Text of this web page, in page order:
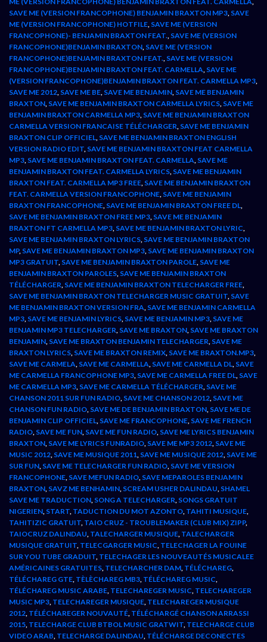
SAVE ME (VERSION FRANCOPHONE) BENJAMIN BRAXTON MP3, SAVE
ME (VERSION FRANCOPHONE) HOTFILE, SAVE ME (VERSION
FRANCOPHONE)- BENJAMIN BRAXTON FEAT., SAVE ME (VERSION
FRANCOPHONE)BENJAMIN BRAXTON, SAVE ME (VERSION
FRANCOPHONE)BENJAMIN BRAXTON FEAT., SAVE ME (VERSION
FRANCOPHONE)BENJAMIN BRAXTON FEAT. CARMELLA, SAVE ME
(VERSION FRANCOPHONE)BENJAMIN BRAXTON FEAT. CARMELLA MP3,
SAVE ME 2012, SAVE ME BE, SAVE ME BENJAMIN, SAVE ME BENJAMIN
BRAXTON, SAVE ME BENJAMIN BRAXTON CARMELLA LYRICS, SAVE ME
BENJAMIN BRAXTON CARMELLA MP3, SAVE ME BENJAMIN BRAXTON
CARMELLA VERSION FRANCAISE TÉLÉCHARGER, SAVE ME BENJAMIN
BRAXTON CLIP OFFICIEL, SAVE ME BENJAMIN BRAXTON ENGLISH
VERSION RADIO EDIT, SAVE ME BENJAMIN BRAXTON FEAT CARMELLA
MP3, SAVE ME BENJAMIN BRAXTON FEAT. CARMELLA, SAVE ME
BENJAMIN BRAXTON FEAT. CARMELLA LYRICS, SAVE ME BENJAMIN
BRAXTON FEAT. CARMELLA MP3 FREE, SAVE ME BENJAMIN BRAXTON
FEAT. CARMELLA VERSION FRANCOPHONE, SAVE ME BENJAMIN
BRAXTON FRANCOPHONE, SAVE ME BENJAMIN BRAXTON FREE DL,
SAVE ME BENJAMIN BRAXTON FREE MP3, SAVE ME BENJAMIN
BRAXTON FT CARMELLA MP3, SAVE ME BENJAMIN BRAXTON LYRIC,
SAVE ME BENJAMIN BRAXTON LYRICS, SAVE ME BENJAMIN BRAXTON
MP, SAVE ME BENJAMIN BRAXTON MP3, SAVE ME BENJAMIN BRAXTON
MP3 GRATUIT, SAVE ME BENJAMIN BRAXTON PAROLE, SAVE ME
BENJAMIN BRAXTON PAROLES, SAVE ME BENJAMIN BRAXTON
TÉLÉCHARGER, SAVE ME BENJAMIN BRAXTON TELECHARGER FREE,
SAVE ME BENJAMIN BRAXTON TELECHARGER MUSIC GRATUIT, SAVE
ME BENJAMIN BRAXTON VERSION FRA, SAVE ME BENJAMIN CARMELLA
MP3, SAVE ME BENJAMIN LYRICS, SAVE ME BENJAMIN MP3, SAVE ME
BENJAMIN MP3 TELECHARGER, SAVE ME BRAXTON, SAVE ME BRAXTON
BENJAMIN, SAVE ME BRAXTON BENJAMIN TELECHARGER, SAVE ME
BRAXTON LYRICS, SAVE ME BRAXTON REMIX, SAVE ME BRAXTON.MP3,
SAVE ME CARMELA, SAVE ME CARMELLA, SAVE ME CARMELLA DL, SAVE
ME CARMELLA FRANCOPHONE MP3, SAVE ME CARMELLA FREE DL, SAVE
ME CARMELLA MP3, SAVE ME CARMELLA TÉLÉCHARGER, SAVE ME
CHANSON 2011 SUR FUN RADIO, SAVE ME CHANSON 2012, SAVE ME
CHANSON FUN RADIO, SAVE ME DE BENJAMIN BRAXTON, SAVE ME DE
BENJAMIN CLIP OFFICIEL, SAVE ME FRANCOPHONE, SAVE ME FRENCH
RADIO, SAVE ME FUN, SAVE ME FUN RADIO, SAVE ME LYRICS BENJAMIN
BRAXTON, SAVE ME LYRICS FUNRADIO, SAVE ME MP3 2012, SAVE ME
MUSIC 2012, SAVE ME MUSIQUE 2011, SAVE ME MUSIQUE 2012, SAVE ME
SUR FUN, SAVE ME TELECHARGER FUN RADIO, SAVE ME VERSION
FRANCOPHONE, SAVE MEFUN RADIO, SAVE MEPAROLES BENJAMIN
BRAXTON, SAVZ ME BENHAMIN, SCREAM USHER DALINDAU, SHAMEL
SAVE ME TRADUCTION, SONG A TELECHARGER, SONGS GRATUIT
NIGERIEN, START, TADUCTION DU MOT AZONTO, TAHITI MUSIQUE,
TAHITIZIC GRATUIT, TAIO CRUZ - TROUBLEMAKER (CLUB MIX) ZIPP,
TAIOCRUZ DALINDAU, TALECHARGER MUSIQUE, TALECHARGER
MUSIQUE GRATUIT, TELECGARGER MUSIC, TELECHAGER LA FOUINE
SUR YOU TUBE GRADUIT, TELECHAGER LES NOUVEAUTÉS MUSICALEE
AMÉRICAINES GRATUITES, TELECHARCHER DAM, TÉLÉCHAREG,
TÉLÉCHAREG GTE, TÈLÈCHAREG MB3, TÉLÉCHAREG MUSIC,
TÉLÉCHAREG MUSIC ARABE, TELECHAREGER MUSIC, TELECHAREGER
MUSIC MP3, TELECHAREGER MUSIQUE, TELECHAREGER MUSIQUE
2012, TÉLÉCHAREGER NOUVAUTÉ, TÉLÉCHARGÉ CHANSON ARRASSI
2015, TELECHARGE CLUB BTBOL MUSIC GRATWIT, TELECHARGE CLUB
VIDEO ARAB, TELECHARGE DALINDAU, TÉLÉCHARGE DECONECTES